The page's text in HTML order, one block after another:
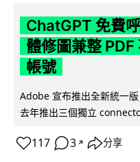
ChatGPT 免費
體修圖兼整
帳號
Adobe 宣布推出全新統一
去年推出三個獨立
117 3 ↗ 分享